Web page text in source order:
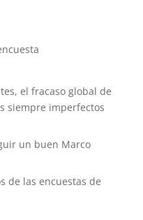
el fracaso global de
siempre imperfectos
un buen Marco
de las encuestas de